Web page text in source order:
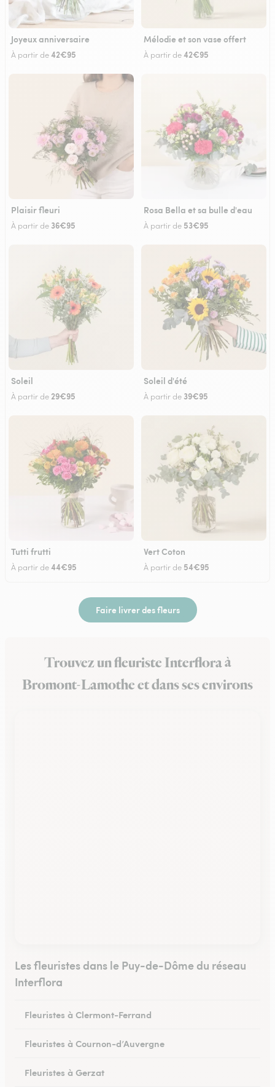
Joyeux anniversaire
À partir de42€95
Mélodie et son vase offert
À partir de42€95
Plaisir fleuri
À partir de 36€95
Rosa Bella et sa bulle d'eau
À partir de 53€95
Soleil
À partir de 29€95
Soleil d'été
À partir de 39€95
Tutti frutti
À partir de44€95
Vert Coton
À partir de 54€95
Faire livrer des fleurs
Trouvez un fleuriste Interflora à
Bromont-Lamothe et dans ses environs
Les fleuristes dans le Puy-de-Dôme du réseau
Interflora
Fleuristes à Clermont-Ferrand
Fleuristes à Cournon-d’Auvergne
Fleuristes à Gerzat